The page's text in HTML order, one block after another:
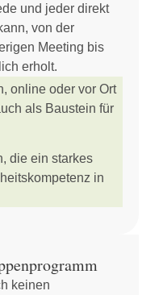
und jeder direkt
von der
Meeting bis
erholt.
online oder vor Ort
als Baustein für
die ein starkes
in
keinen